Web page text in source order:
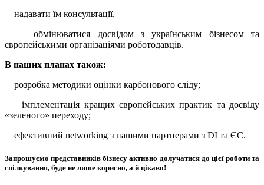
надавати їм консультації,
обмінюватися досвідом з українським бізнесом та
європейськими організаціями роботодавців.
В наших планах також:
розробка методики оцінки карбонового сліду;
імплементація кращих європейських практик та досвіду
«зеленого» переходу;
ефективний networking з нашими партнерами з DI та ЄС.
Запрошуємо представників бізнесу активно долучатися до цієї роботи та
спілкування, буде не лише корисно, а й цікаво!